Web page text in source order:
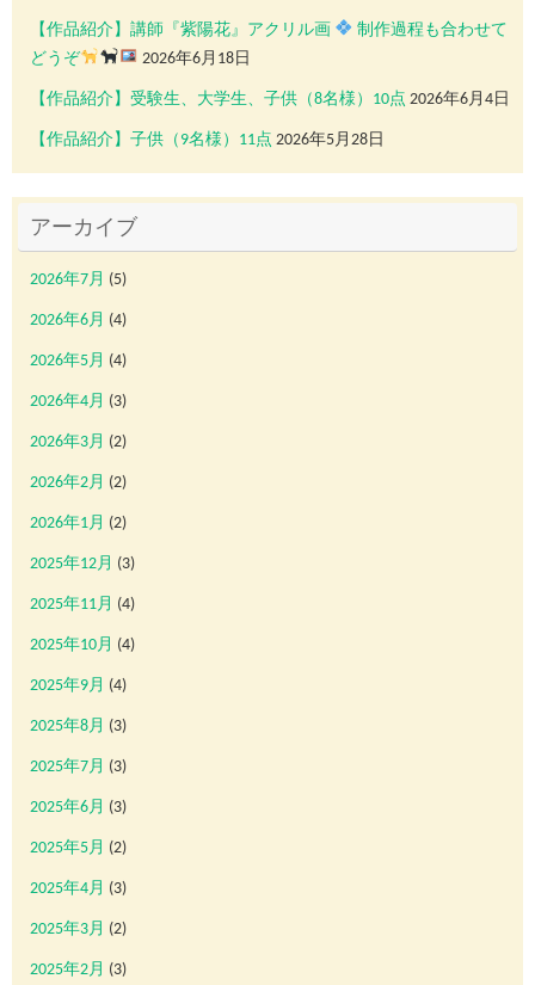
【作品紹介】講師『紫陽花』アクリル画
制作過程も合わせて
どうぞ
2026年6月18日
【作品紹介】受験生、大学生、子供（8名様）10点 2026年6月4日
【作品紹介】子供（9名様）11点 2026年5月28日
アーカイブ
2026年7月 (5)
2026年6月 (4)
2026年5月 (4)
2026年4月 (3)
2026年3月 (2)
2026年2月 (2)
2026年1月 (2)
2025年12月 (3)
2025年11月 (4)
2025年10月 (4)
2025年9月 (4)
2025年8月 (3)
2025年7月 (3)
2025年6月 (3)
2025年5月 (2)
2025年4月 (3)
2025年3月 (2)
2025年2月 (3)